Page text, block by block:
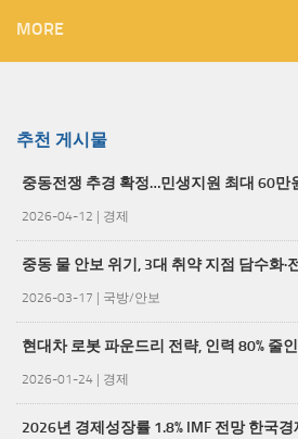
MORE
추천 게시물
중동전쟁 추경 확정…민생지원 최대 60만
2026-04-12 경제
중동 물 안보 위기, 3대 취약 지점 담수화·
2026-03-17 국방/안보
현대차 로봇 파운드리 전략, 인력 80% 줄
2026-01-24 경제
2026년 경제성장률 1.8% IMF 전망 한국